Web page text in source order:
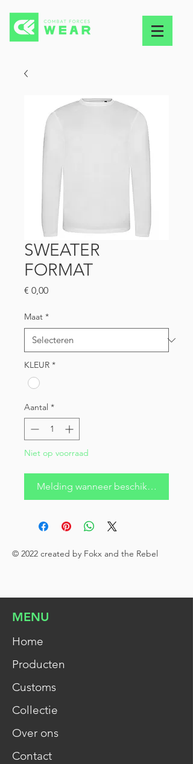
SWEATER
FORMAT
€ 0,00Prijs
Maat *
KLEUR *
Aantal *
Niet op voorraad
Melding wanneer beschikbaar
© 2022 created by Fokx and the Rebel
MENU
Home
Producten
Customs
Collectie
Over ons
Contact